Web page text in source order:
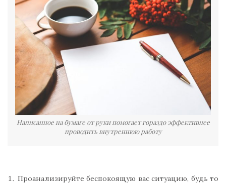
Написанное на бумаге от руки помогает гораздо эффективнее
проводить внутреннюю работу
Проанализируйте беспокоящую вас ситуацию, будь то